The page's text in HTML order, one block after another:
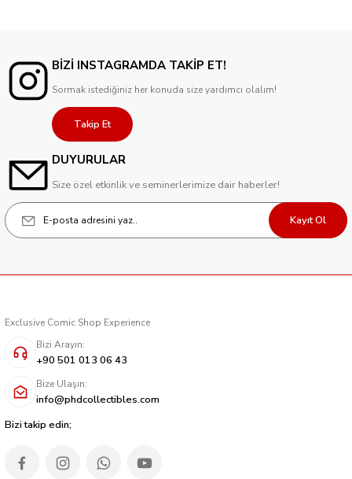
BİZİ INSTAGRAMDA TAKİP ET!
Sormak istediğiniz her konuda size yardımcı olalım!
Takip Et
DUYURULAR
Size özel etkinlik ve seminerlerimize dair haberler!
Kayıt Ol
Exclusive Comic Shop Experience
Bizi Arayın:
+90 501 013 06 43
Bize Ulaşın:
info@phdcollectibles.com
Bizi takip edin;